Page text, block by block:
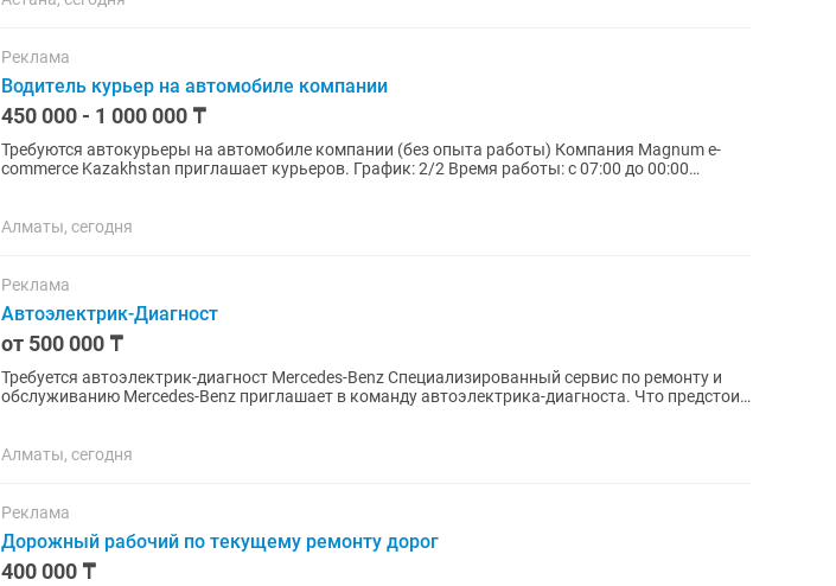
Реклама
Водитель курьер на автомобиле компании
450 000 - 1 000 000 ₸
Требуются автокурьеры на автомобиле компании (без опыта работы) Компания Magnum e-
commerce Kazakhstan приглашает курьеров. График: 2/2 Время работы: с 07:00 до 00:00
Алматы, сегодня
Реклама
Автоэлектрик-Диагност
от 500 000 ₸
Требуется автоэлектрик-диагност Mercedes-Benz Специализированный сервис по ремонту и
обслуживанию Mercedes-Benz приглашает в команду автоэлектрика-диагноста. Что предстоит
Алматы, сегодня
Реклама
Дорожный рабочий по текущему ремонту дорог
400 000 ₸